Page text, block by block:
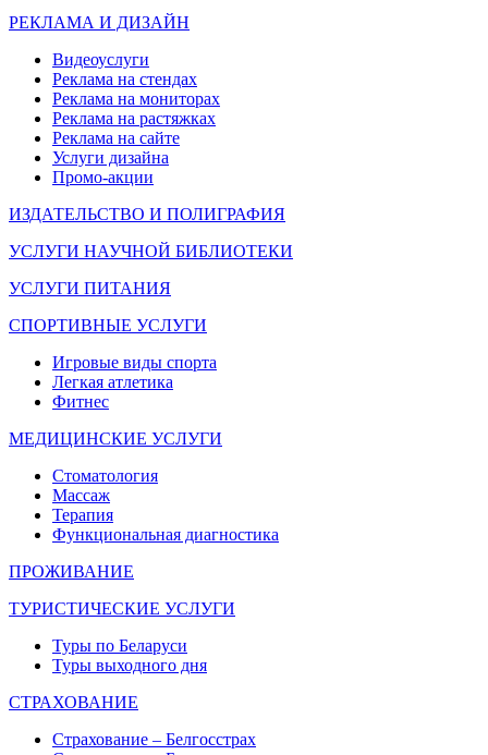
РЕКЛАМА И ДИЗАЙН
Видеоуслуги
Реклама на стендах
Реклама на мониторах
Реклама на растяжках
Реклама на сайте
Услуги дизайна
Промо-акции
ИЗДАТЕЛЬСТВО И ПОЛИГРАФИЯ
УСЛУГИ НАУЧНОЙ БИБЛИОТЕКИ
УСЛУГИ ПИТАНИЯ
СПОРТИВНЫЕ УСЛУГИ
Игровые виды спорта
Легкая атлетика
Фитнес
МЕДИЦИНСКИЕ УСЛУГИ
Стоматология
Массаж
Терапия
Функциональная диагностика
ПРОЖИВАНИЕ
ТУРИСТИЧЕСКИЕ УСЛУГИ
Туры по Беларуси
Туры выходного дня
СТРАХОВАНИЕ
Страхование – Белгосстрах